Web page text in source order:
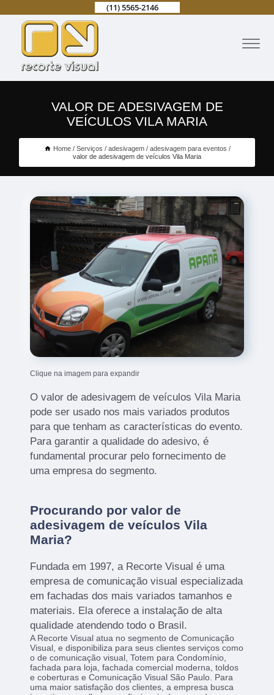
(11) 5565-2146
VALOR DE ADESIVAGEM DE
VEÍCULOS VILA MARIA
Home Serviços adesivagem
adesivagem para eventos
valor de adesivagem de veículos Vila Maria
Clique na imagem para expandir
O valor de adesivagem de veículos Vila Maria
pode ser usado nos mais variados produtos
para que tenham as características do evento.
Para garantir a qualidade do adesivo, é
fundamental procurar pelo fornecimento de
uma empresa do segmento.
Procurando por valor de
adesivagem de veículos Vila
Maria?
Fundada em 1997, a Recorte Visual é uma
empresa de comunicação visual especializada
em fachadas dos mais variados tamanhos e
materiais. Ela oferece a instalação de alta
qualidade atendendo todo o Brasil.
A Recorte Visual atua no segmento de Comunicação
Visual, e disponibiliza para seus clientes serviços como
o de comunicação visual, Totem para Condomínio,
fachada para loja, fachada comercial moderna, toldos
e coberturas e Comunicação Visual São Paulo. Para
uma maior satisfação dos clientes, a empresa busca